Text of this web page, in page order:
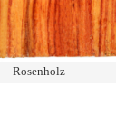
Rosenholz